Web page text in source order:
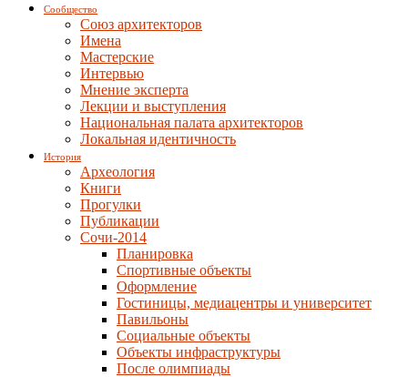
Сообщество
Союз архитекторов
Имена
Мастерские
Интервью
Мнение эксперта
Лекции и выступления
Национальная палата архитекторов
Локальная идентичность
История
Археология
Книги
Прогулки
Публикации
Сочи-2014
Планировка
Спортивные объекты
Оформление
Гостиницы, медиацентры и университет
Павильоны
Социальные объекты
Объекты инфраструктуры
После олимпиады